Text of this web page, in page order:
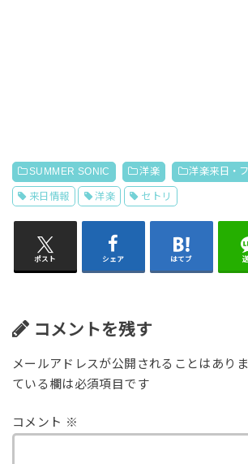
SUMMER SONIC 洋楽 洋楽来日・
来日情報 洋楽 セトリ
ポスト シェア はてブ
コメントを残す
メールアドレスが公開されることはありま
ている欄は必須項目です
コメント ※